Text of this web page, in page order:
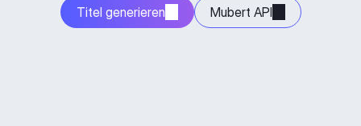
Titel generieren Mubert API